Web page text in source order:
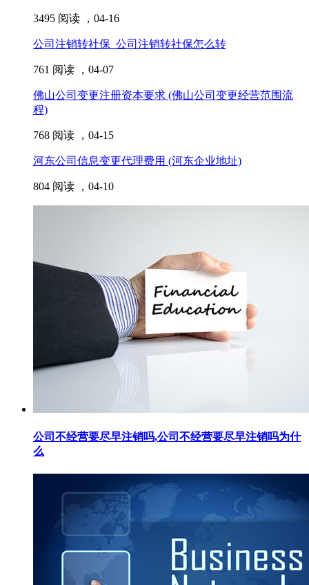
3495 阅读 ， 04-16
公司注销转社保_公司注销转社保怎么转
761 阅读 ， 04-07
佛山公司变更注册资本要求 (佛山公司变更经营范围流
程)
768 阅读 ， 04-15
河东公司信息变更代理费用 (河东企业地址)
804 阅读 ， 04-10
公司不经营要尽早注销吗,公司不经营要尽早注销吗为什
么